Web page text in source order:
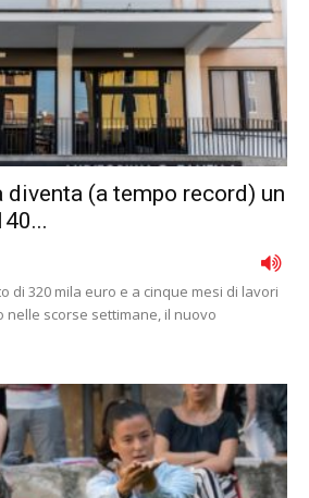
diventa (a tempo record) un
di 320 mila euro e a cinque mesi di lavori
nelle scorse settimane, il nuovo